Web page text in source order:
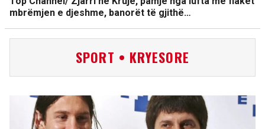
mbrëmjen e djeshme, banorët të gjithë…
SPORT • KRYESORE